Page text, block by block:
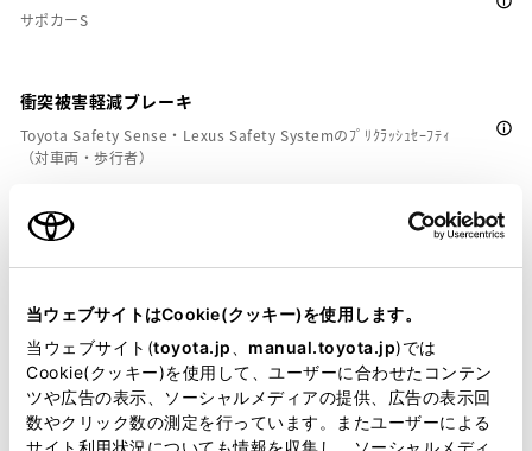
当ウェブサイトはCookie(クッキー)を使用します。
当ウェブサイト(toyota.jp manual.toyota.jp)では
Cookie(クッキー)を使用して、ユーザーに合わせたコンテン
ツや広告の表示、ソーシャルメディアの提供、広告の表示回
数やクリック数の測定を行っています。またユーザーによる
サイト利用状況についても情報を収集し、ソーシャルメディ
サポカーS
衝突被害軽減ブレーキ
Toyota Safety Sense・Lexus Safety Systemのﾌﾟﾘｸﾗｯｼｭｾｰﾌﾃｨ
（対車両・歩行者）
車線逸脱警報
クルーズコントロール
先進ライト